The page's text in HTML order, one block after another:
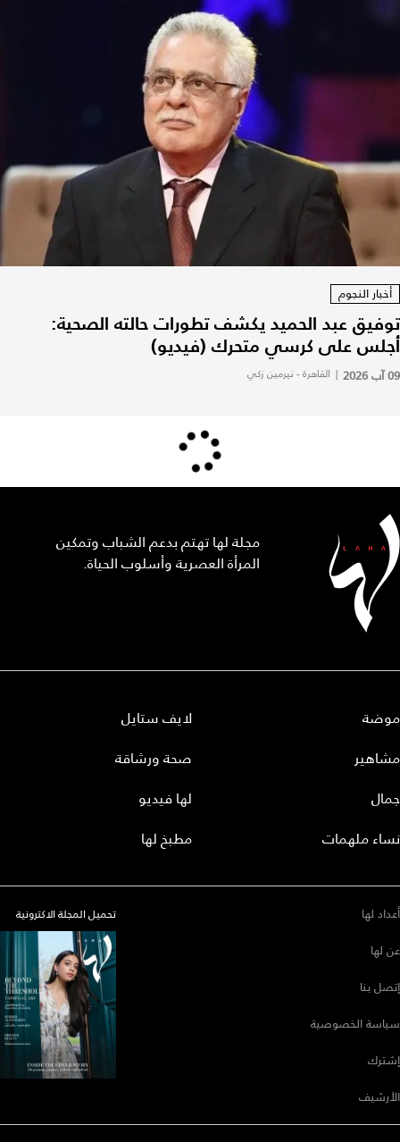
أخبار النجوم
توفيق عبد الحميد يكشف تطورات حالته الصحية:
أجلس على كرسي متحرك (فيديو)
09 آب 2026 | القاهرة - نيرمين زكي
مجلة لها تهتم بدعم الشباب وتمكين
المرأة العصرية وأسلوب الحياة.
موضة
مشاهير
جمال
نساء ملهمات
لايف ستايل
صحة ورشاقة
لها فيديو
مطبخ لها
أعداد لها
عن لها
إتصل بنا
سياسة الخصوصية
إشترك
الأرشيف
تحميل المجلة الاكترونية